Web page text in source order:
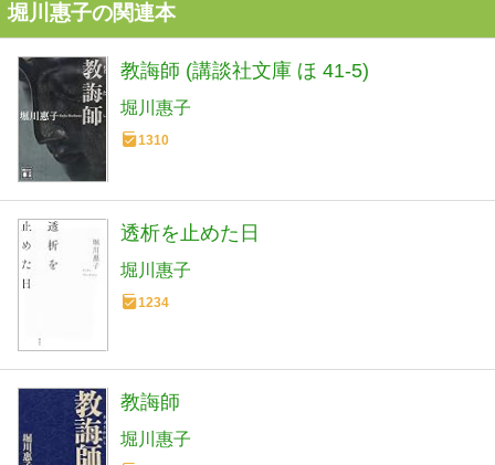
堀川惠子の関連本
教誨師 (講談社文庫 ほ 41-5)
堀川惠子
1310
透析を止めた日
堀川惠子
1234
教誨師
堀川惠子